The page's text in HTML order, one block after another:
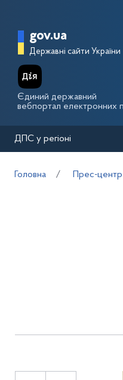
Головна
gov.ua
Державні сайти України
Єдиний державний
вебпортал електронних
ДПС у регіоні
Головна Прес-центр